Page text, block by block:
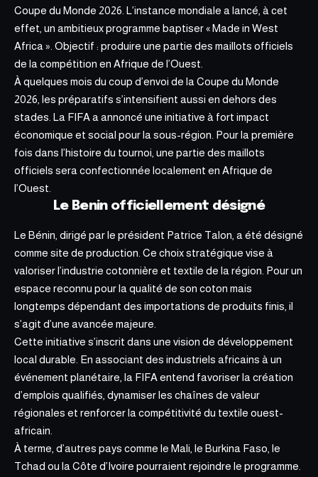
Coupe du Monde 2026. L’instance mondiale a lancé, à cet
effet, un ambitieux programme baptiser « Made in West
Africa ». Objectif : produire une partie des maillots officiels
de la compétition en Afrique de l’Ouest.
À quelques mois du coup d’envoi de la Coupe du Monde
2026, les préparatifs s’intensifient aussi en dehors des
stades. La FIFA a annoncé une initiative à fort impact
économique et social pour la sous-région. Pour la première
fois dans l’histoire du tournoi, une partie des maillots
officiels sera confectionnée localement en Afrique de
l’Ouest.
Le Benin officiellement désigné
Le Bénin, dirigé par le président Patrice Talon, a été désigné
comme site de production. Ce choix stratégique vise à
valoriser l’industrie cotonnière et textile de la région. Pour un
espace reconnu pour la qualité de son coton mais
longtemps dépendant des importations de produits finis, il
s’agit d’une avancée majeure.
Cette initiative s’inscrit dans une vision de développement
local durable. En associant des industriels africains à un
événement planétaire, la FIFA entend favoriser la création
d’emplois qualifiés, dynamiser les chaînes de valeur
régionales et renforcer la compétitivité du textile ouest-
africain.
À terme, d’autres pays comme le Mali, le Burkina Faso, le
Tchad ou la Côte d’Ivoire pourraient rejoindre le programme.